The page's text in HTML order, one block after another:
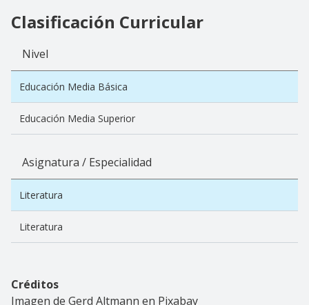
Clasificación Curricular
Nivel
Educación Media Básica
Educación Media Superior
Asignatura / Especialidad
Literatura
Literatura
Créditos
Imagen de Gerd Altmann en Pixabay